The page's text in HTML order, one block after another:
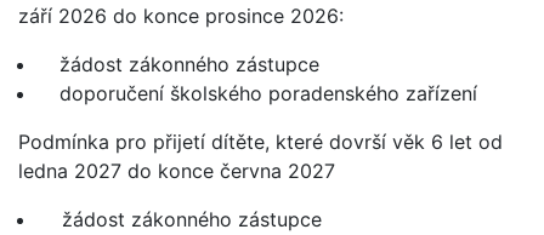
září 2026 do konce prosince 2026:
žádost zákonného zástupce
doporučení školského poradenského zařízení
Podmínka pro přijetí dítěte, které dovrší věk 6 let od
ledna 2027 do konce června 2027
žádost zákonného zástupce